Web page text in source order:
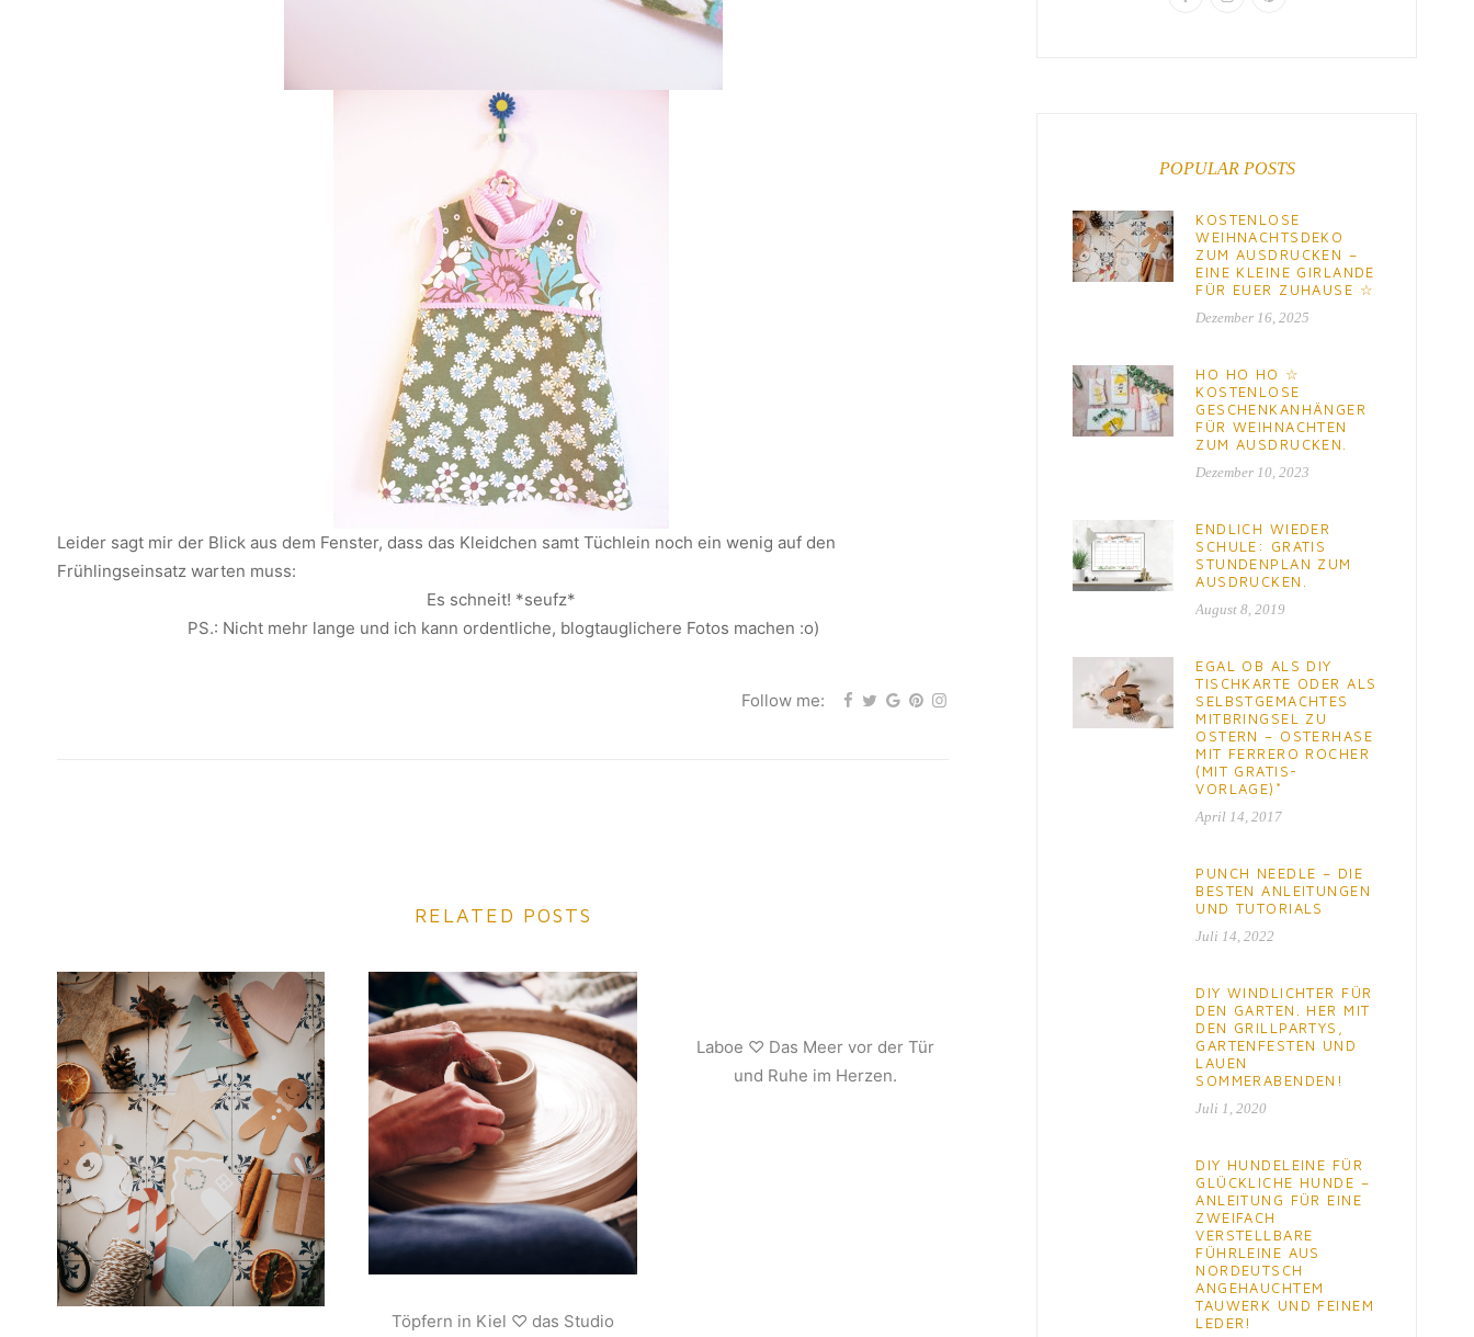
Leider sagt mir der Blick aus dem Fenster, dass das Kleidchen samt Tüchlein noch ein wenig auf den
Frühlingseinsatz warten muss:
Es schneit! *seufz*
PS.: Nicht mehr lange und ich kann ordentliche, blogtauglichere Fotos machen :o)
Follow me:
RELATED POSTS
Töpfern in Kiel ♡ das Studio
Laboe ♡ Das Meer vor der Tür
und Ruhe im Herzen.
POPULAR POSTS
KOSTENLOSE
WEIHNACHTSDEKO
ZUM AUSDRUCKEN –
EINE KLEINE GIRLANDE
FÜR EUER ZUHAUSE ☆
Dezember 16, 2025
HO HO HO ☆
KOSTENLOSE
GESCHENKANHÄNGER
FÜR WEIHNACHTEN
ZUM AUSDRUCKEN.
Dezember 10, 2023
ENDLICH WIEDER
SCHULE: GRATIS
STUNDENPLAN ZUM
AUSDRUCKEN.
August 8, 2019
EGAL OB ALS DIY
TISCHKARTE ODER ALS
SELBSTGEMACHTES
MITBRINGSEL ZU
OSTERN – OSTERHASE
MIT FERRERO ROCHER
(MIT GRATIS-
VORLAGE)*
April 14, 2017
PUNCH NEEDLE – DIE
BESTEN ANLEITUNGEN
UND TUTORIALS
Juli 14, 2022
DIY WINDLICHTER FÜR
DEN GARTEN. HER MIT
DEN GRILLPARTYS,
GARTENFESTEN UND
LAUEN
SOMMERABENDEN!
Juli 1, 2020
DIY HUNDELEINE FÜR
GLÜCKLICHE HUNDE –
ANLEITUNG FÜR EINE
ZWEIFACH
VERSTELLBARE
FÜHRLEINE AUS
NORDEUTSCH
ANGEHAUCHTEM
TAUWERK UND FEINEM
LEDER!